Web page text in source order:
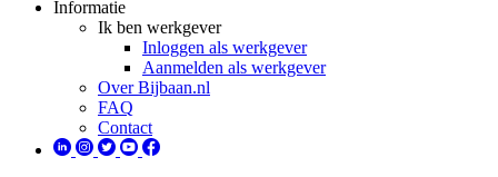
Informatie
Ik ben werkgever
Inloggen als werkgever
Aanmelden als werkgever
Over Bijbaan.nl
FAQ
Contact